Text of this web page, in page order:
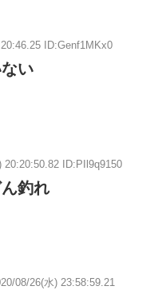
ID:Genf1MKx0
い
20:20:50.82 ID:PIl9q9150
釣れ
08/26(水) 23:58:59.21